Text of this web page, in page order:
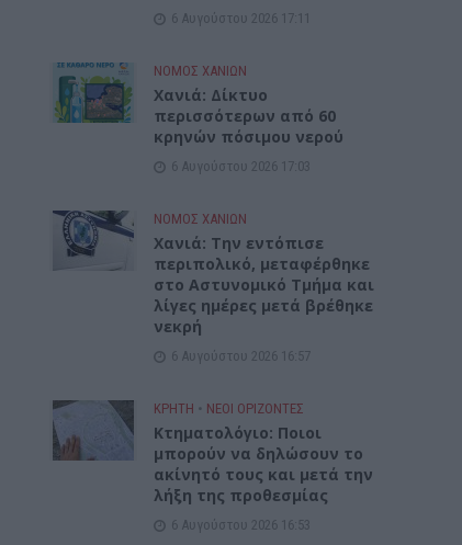
6 Αυγούστου 2026 17:11
ΝΟΜΌΣ ΧΑΝΊΩΝ
Xανιά: Δίκτυο
περισσότερων από 60
κρηνών πόσιμου νερού
6 Αυγούστου 2026 17:03
ΝΟΜΌΣ ΧΑΝΊΩΝ
Χανιά: Την εντόπισε
περιπολικό, μεταφέρθηκε
στο Αστυνομικό Τμήμα και
λίγες ημέρες μετά βρέθηκε
νεκρή
6 Αυγούστου 2026 16:57
ΚΡΗΤΗ • ΝΕΟΙ ΟΡΙΖΟΝΤΕΣ
Κτηματολόγιο: Ποιοι
μπορούν να δηλώσουν το
ακίνητό τους και μετά την
λήξη της προθεσμίας
6 Αυγούστου 2026 16:53